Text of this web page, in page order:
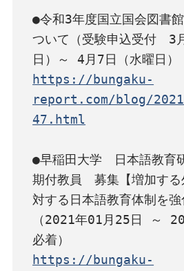
●令和3年度国立国会図書
ついて（受験申込受付　3
https://bungaku-
report.com/blog/
47.html
●早稲田大学　日本語教育
期付教員　募集【増加す
対する日本語教育体制を強
（2021年01月25日 ～
https://bungaku-